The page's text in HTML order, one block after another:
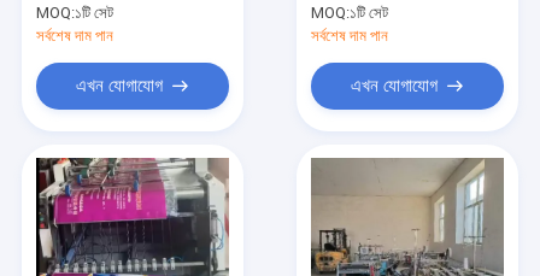
পণ্য
ভিডিও
MOQ:১টি সেট
সর্বশেষ দাম পান
এখন যোগাযোগ
MOQ:১টি সেট
সর্বশেষ দাম পান
এখন যোগাযোগ